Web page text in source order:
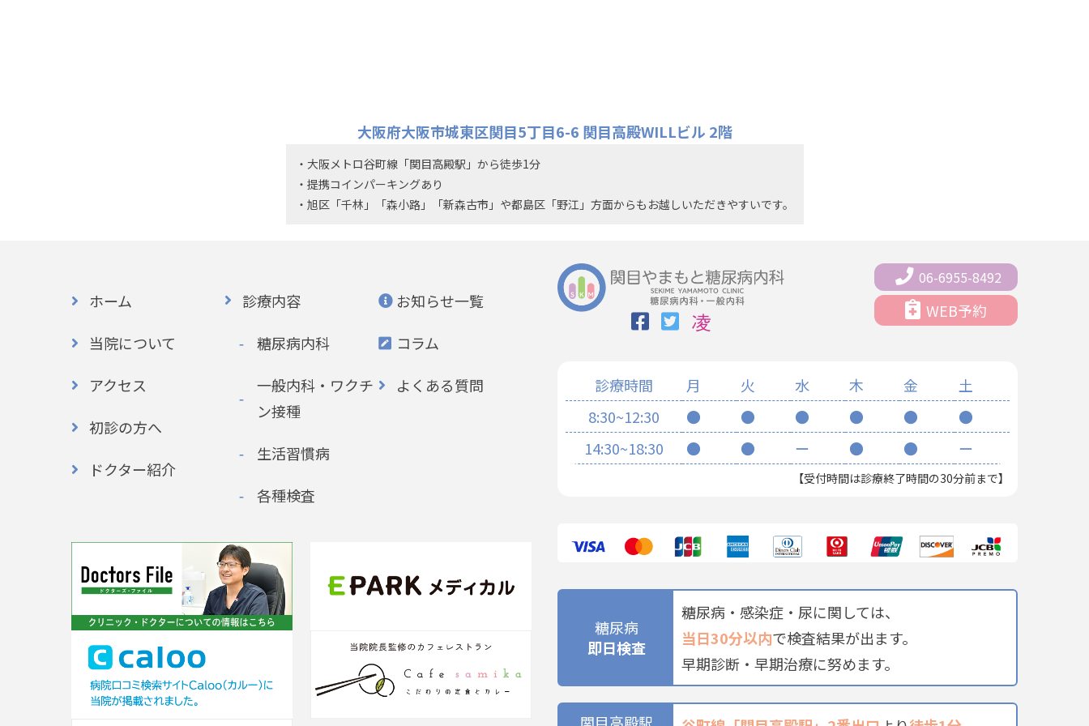
大阪府大阪市城東区関目5丁目6-6 関目高殿WILLビル 2階
大阪メトロ谷町線「関目高殿駅」から徒歩1分
提携コインパーキングあり
旭区「千林」「森小路」「新森古市」や都島区「野江」方面からもお越しいただきやすいです。
ホーム
当院について
アクセス
初診の方へ
ドクター紹介
診療内容
糖尿病内科
一般内科・ワクチ
ン接種
生活習慣病
各種検査
お知らせ一覧
コラム
よくある質問
06-6955-8492
WEB予約
診療時間 月 火 水 木 金
土
8:30~12:30
● ● ● ● ●
●
14:30~18:30
● ● ー ● ● ー
【受付時間は診療終了時間の30分前まで】
糖尿病
即日検査
糖尿病・感染症・尿に関しては、
当日30分以内で検査結果が出ます。
早期診断・早期治療に努めます。
関目高殿駅